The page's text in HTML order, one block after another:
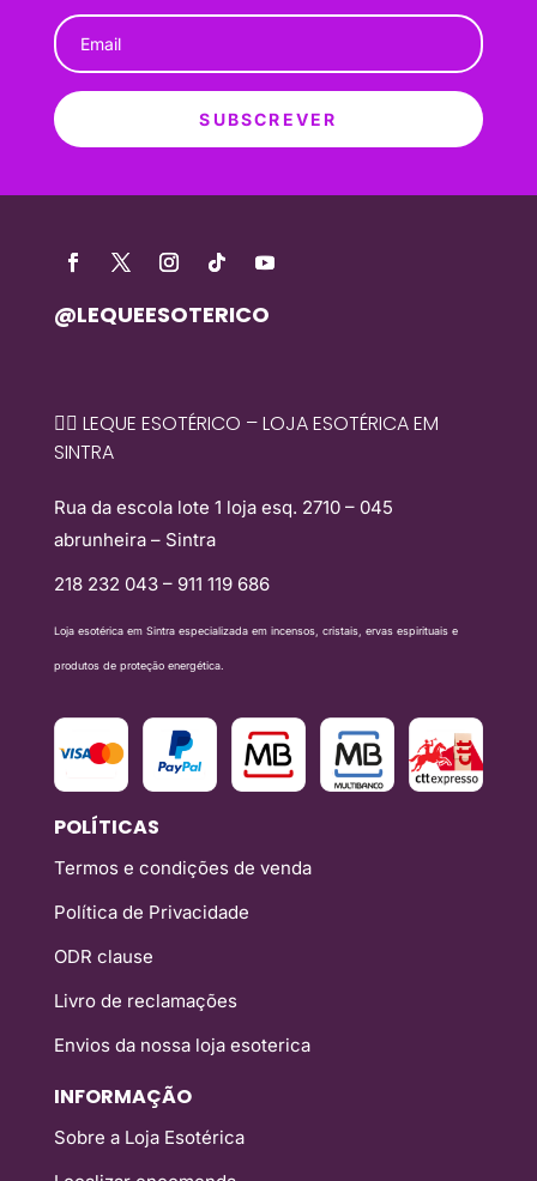
SUBSCREVER
@LEQUEESOTERICO
🧙‍♀️ LEQUE ESOTÉRICO – LOJA ESOTÉRICA EM
SINTRA
Rua da escola lote 1 loja esq. 2710 – 045
abrunheira – Sintra
218 232 043 – 911 119 686
Loja esotérica em Sintra especializada em incensos, cristais, ervas espirituais e
produtos de proteção energética.
POLÍTICAS
Termos e condições de venda
Política de Privacidade
ODR clause
Livro de reclamações
Envios da nossa loja esoterica
INFORMAÇÃO
Sobre a Loja Esotérica